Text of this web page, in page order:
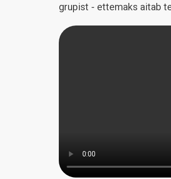
grupist - ettemaks aitab